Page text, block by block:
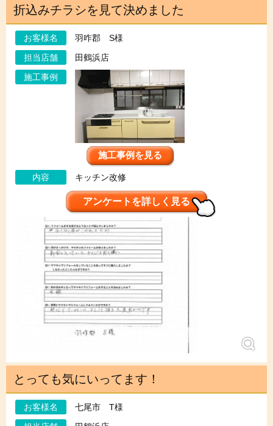
折込みチラシを見て決めました
お客様名
羽咋郡 S様
担当店舗
田鶴浜店
施工事例
施工事例を見る
内容 キッチン改修
アンケートを詳しく見る
とっても気にいってます！
お客様名
七尾市 T様